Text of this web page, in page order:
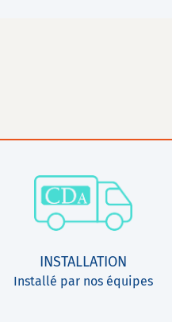
INSTALLATION
Installé par nos équipes